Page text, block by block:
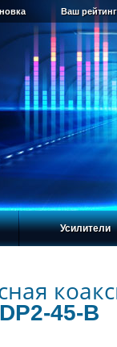
Ваш
Усилители
45-B